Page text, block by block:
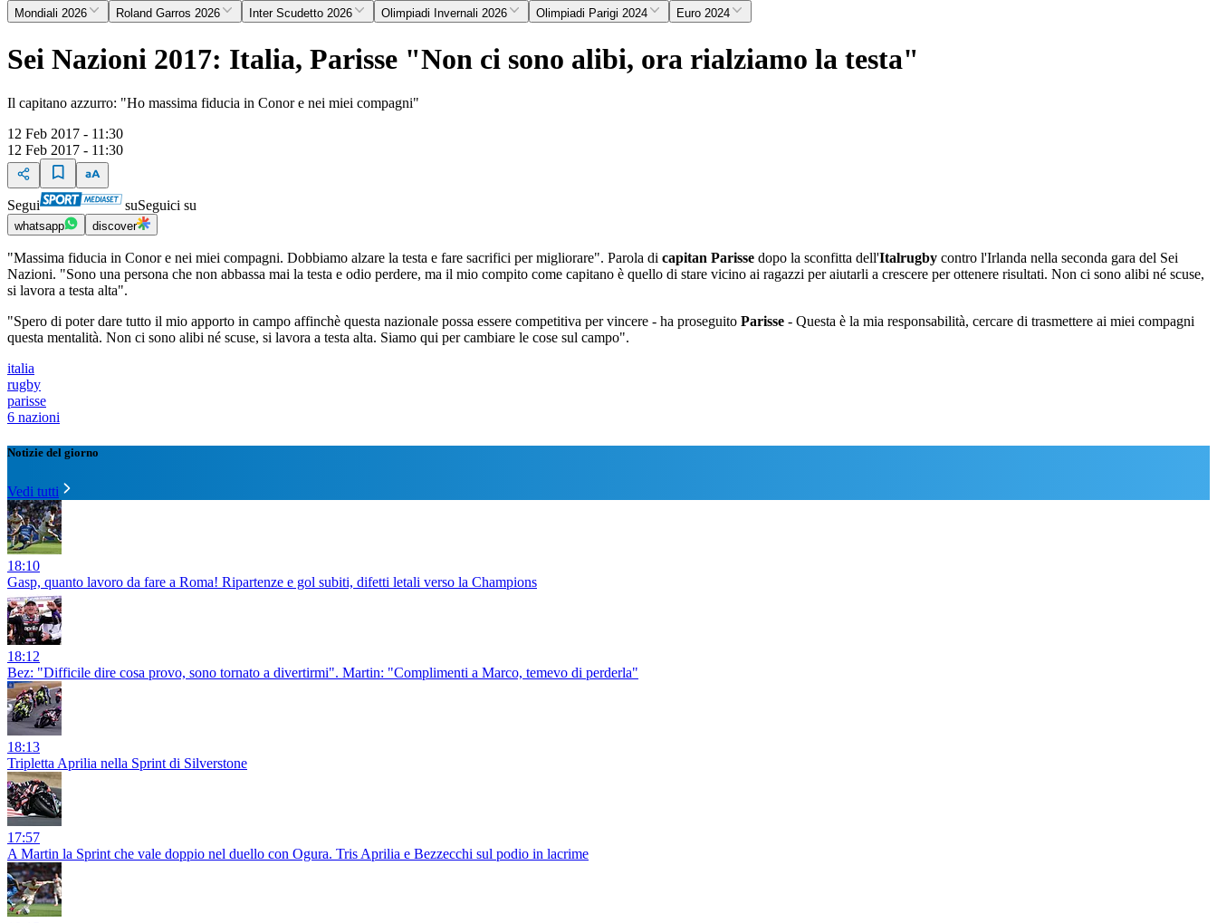
Mondiali 2026 Roland Garros 2026 Inter Scudetto 2026 Olimpiadi Invernali 2026 Olimpiadi Parigi 2024 Euro 2024
Sei Nazioni 2017: Italia, Parisse "Non ci sono alibi, ora rialziamo la testa"
Il capitano azzurro: "Ho massima fiducia in Conor e nei miei compagni"
12 Feb 2017 - 11:30
12 Feb 2017 - 11:30
Segui suSeguici su
whatsapp discover
"Massima fiducia in Conor e nei miei compagni. Dobbiamo alzare la testa e fare sacrifici per migliorare". Parola di capitan Parisse dopo la sconfitta dell'Italrugby contro l'Irlanda nella seconda gara del Sei
Nazioni. "Sono una persona che non abbassa mai la testa e odio perdere, ma il mio compito come capitano è quello di stare vicino ai ragazzi per aiutarli a crescere per ottenere risultati. Non ci sono alibi né scuse,
si lavora a testa alta".
"Spero di poter dare tutto il mio apporto in campo affinchè questa nazionale possa essere competitiva per vincere - ha proseguito Parisse - Questa è la mia responsabilità, cercare di trasmettere ai miei compagni
questa mentalità. Non ci sono alibi né scuse, si lavora a testa alta. Siamo qui per cambiare le cose sul campo".
italia
rugby
parisse
6 nazioni
Notizie del giorno
Vedi tutti
18:10
Gasp, quanto lavoro da fare a Roma! Ripartenze e gol subiti, difetti letali verso la Champions
18:12
Bez: "Difficile dire cosa provo, sono tornato a divertirmi". Martin: "Complimenti a Marco, temevo di perderla"
18:13
Tripletta Aprilia nella Sprint di Silverstone
17:57
A Martin la Sprint che vale doppio nel duello con Ogura. Tris Aprilia e Bezzecchi sul podio in lacrime